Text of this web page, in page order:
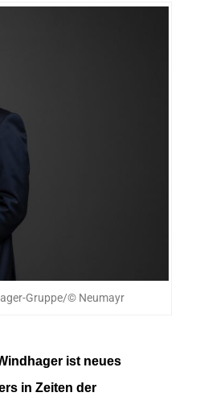
Gruppe/© Neumayr
ist neues
in Zeiten der